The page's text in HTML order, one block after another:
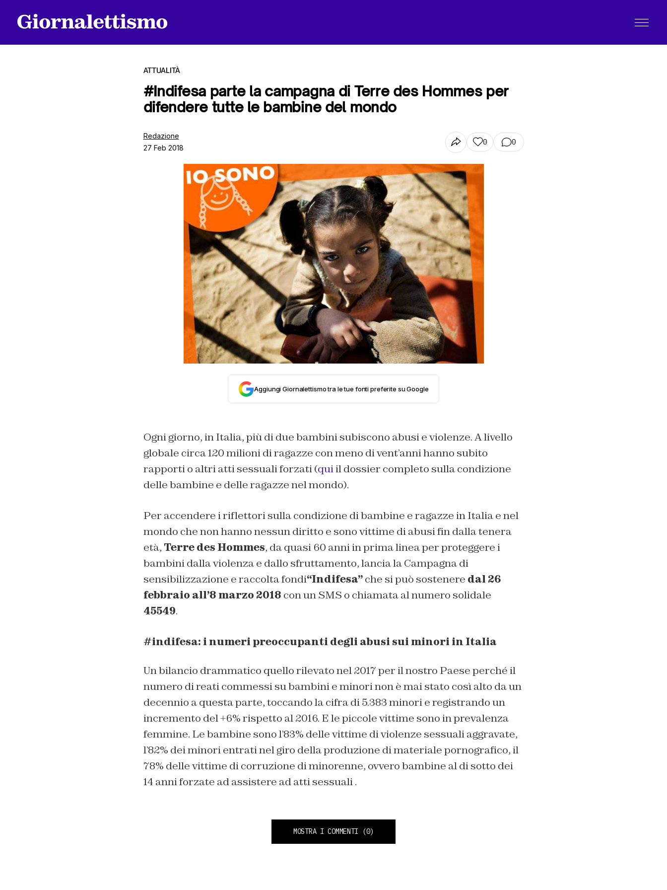
ATTUALITÀ
#Indifesa parte la campagna di Terre des Hommes per
difendere tutte le bambine del mondo
Redazione
27 Feb 2018
0 0
Aggiungi Giornalettismo tra le tue fonti preferite su Google
Ogni giorno, in Italia, più di due bambini subiscono abusi e violenze. A livello
globale circa 120 milioni di ragazze con meno di vent’anni hanno subito
rapporti o altri atti sessuali forzati (quiil dossier completo sulla condizione
delle bambine e delle ragazze nel mondo).
Per accendere i riflettori sulla condizione di bambine e ragazze in Italia e nel
mondo che non hanno nessun diritto e sono vittime di abusi fin dalla tenera
età, Terre des Hommes, da quasi 60 anni in prima linea per proteggere i
bambini dalla violenza e dallo sfruttamento,lancia la Campagna di
sensibilizzazione e raccolta fondi“Indifesa”che si può sostenere dal 26
febbraio all’8 marzo 2018 con un SMS o chiamata al numero solidale
45549.
#indifesa: i numeri preoccupanti degli abusi sui minori in Italia
Un bilancio drammatico quello rilevato nel 2017 per il nostro Paese perché il
numero di reati commessi su bambini e minori non è mai stato così alto da un
decennio a questa parte, toccando la cifra di 5.383 minori e registrando un
incremento del +6% rispetto al 2016. E le piccole vittime sono in prevalenza
femmine. Le bambine sono l’83% delle vittime di violenze sessuali aggravate,
l’82% dei minori entrati nel giro della produzione di materiale pornografico, il
78% delle vittime di corruzione di minorenne, ovvero bambine al di sotto dei
14 anni forzate ad assistere ad atti sessuali .
MOSTRA I COMMENTI (0)